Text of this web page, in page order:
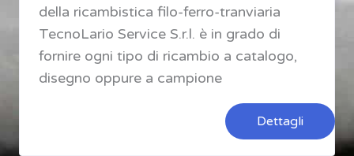
della ricambistica filo-ferro-tranviaria
TecnoLario Service S.r.l. è in grado di
fornire ogni tipo di ricambio a catalogo,
disegno oppure a campione
Dettagli